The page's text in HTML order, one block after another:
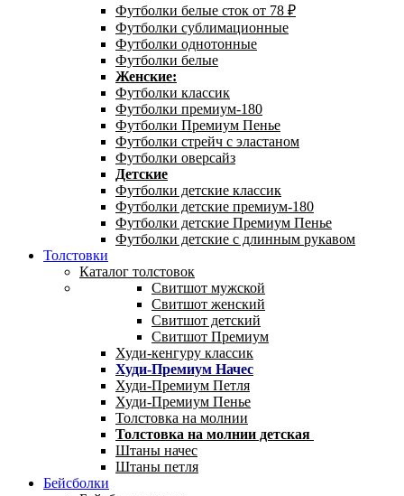
Футболки белые сток от 78 ₽
Футболки сублимационные
Футболки однотонные
Футболки белые
Женские:
Футболки классик
Футболки премиум-180
Футболки Премиум Пенье
Футболки стрейч с эластаном
Футболки оверсайз
Детские
Футболки детские классик
Футболки детские премиум-180
Футболки детские Премиум Пенье
Футболки детские с длинным рукавом
Толстовки
Каталог толстовок
Свитшот мужской
Свитшот женский
Свитшот детский
Свитшот Премиум
Худи-кенгуру классик
Худи-Премиум Начес
Худи-Премиум Петля
Худи-Премиум Пенье
Толстовка на молнии
Толстовка на молнии детская
Штаны начес
Штаны петля
Бейсболки